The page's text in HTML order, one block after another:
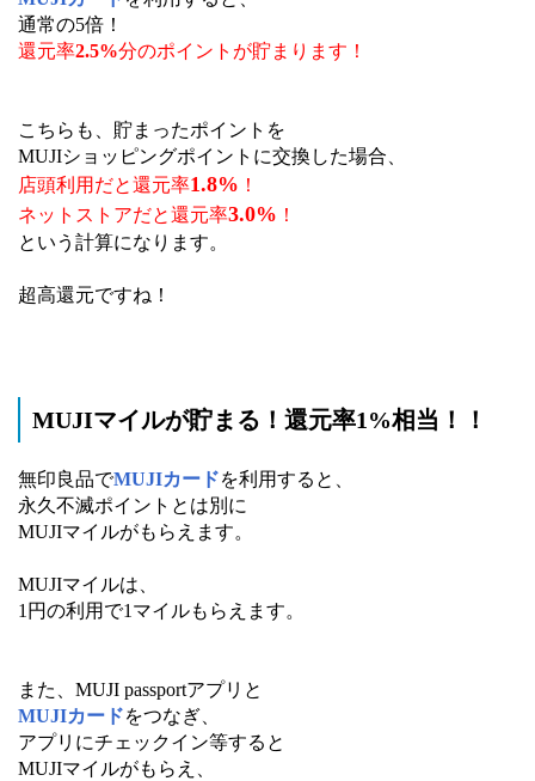
通常の5倍！
還元率2.5%分のポイントが貯まります！
こちらも、貯まったポイントを
MUJIショッピングポイントに交換した場合、
店頭利用だと還元率1.8% ！
ネットストアだと還元率3.0% ！
という計算になります。
超高還元ですね！
MUJIマイルが貯まる！還元率1%相当！！
無印良品でMUJIカードを利用すると、
永久不滅ポイントとは別に
MUJIマイルがもらえます。
MUJIマイルは、
1円の利用で1マイルもらえます。
また、MUJI passportアプリと
MUJIカードをつなぎ、
アプリにチェックイン等すると
MUJIマイルがもらえ、